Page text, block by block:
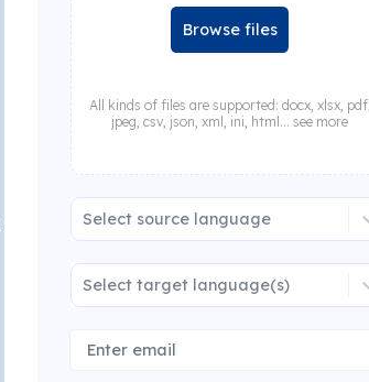
Browse files
All kinds of files are supported: docx, xlsx, pdf,
jpeg, csv, json, xml, ini, html... see more
Select source language
Select target language(s)